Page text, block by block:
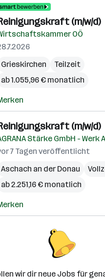
(m/w/d)
OÖ
Grieskirchen
Teilzeit
ab 1.055,96 € monatlich
(m/w/d)
Stärke GmbH - Werk
7 Tagen veröffentlicht
Aschach an der Donau
ab 2.251,16 € monatlich
wir dir neue Jobs für